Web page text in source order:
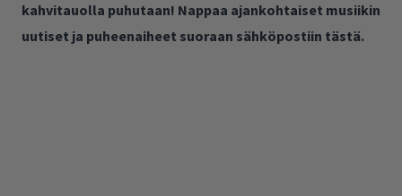
kahvitauolla puhutaan! Nappaa ajankohtaiset musiikin
uutiset ja puheenaiheet suoraan sähköpostiin tästä.